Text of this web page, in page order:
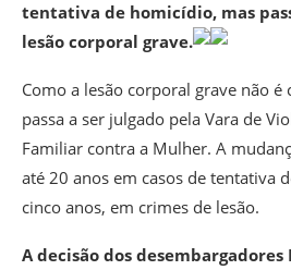
tentativa de homicídio, mas
lesão corporal grave.
Como a lesão corporal grave não
passa a ser julgado pela Vara de
Familiar contra a Mulher. A
até 20 anos em casos de tentativa
cinco anos, em crimes de lesão.
A decisão dos